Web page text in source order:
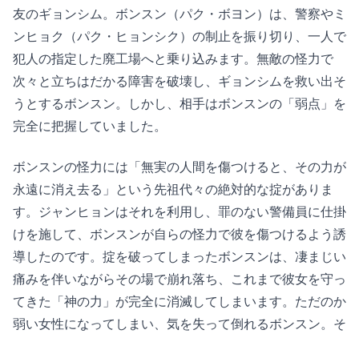
友のギョンシム。ボンスン（パク・ボヨン）は、警察やミ
ンヒョク（パク・ヒョンシク）の制止を振り切り、一人で
犯人の指定した廃工場へと乗り込みます。無敵の怪力で
次々と立ちはだかる障害を破壊し、ギョンシムを救い出そ
うとするボンスン。しかし、相手はボンスンの「弱点」を
完全に把握していました。
ボンスンの怪力には「無実の人間を傷つけると、その力が
永遠に消え去る」という先祖代々の絶対的な掟がありま
す。ジャンヒョンはそれを利用し、罪のない警備員に仕掛
けを施して、ボンスンが自らの怪力で彼を傷つけるよう誘
導したのです。掟を破ってしまったボンスンは、凄まじい
痛みを伴いながらその場で崩れ落ち、これまで彼女を守っ
てきた「神の力」が完全に消滅してしまいます。ただのか
弱い女性になってしまい、気を失って倒れるボンスン。そ